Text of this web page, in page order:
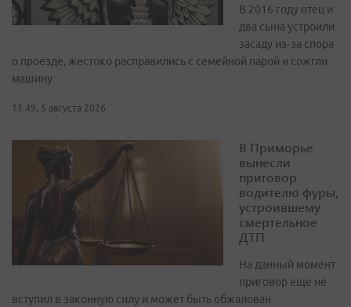
В 2016 году отец и
два сына устроили
засаду из‑за спора
о проезде, жестоко расправились с семейной парой и сожгли
машину
11:49, 5 августа 2026
В Приморье
вынесли
приговор
водителю фуры,
устроившему
смертельное
ДТП
На данный момент
приговор еще не
вступил в законную силу и может быть обжалован